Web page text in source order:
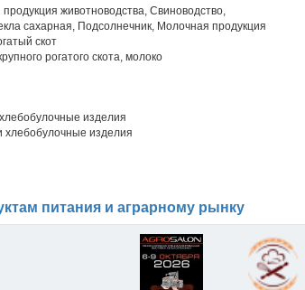
животноводства, Свиноводство,
сахарная, Подсолнечник, Молочная продукция
скот
рогатого скота, молоко
изделия
хлебобулочные изделия
питания и аграрному рынку